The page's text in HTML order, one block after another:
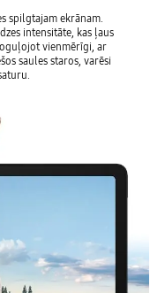
spilgtajam ekrānam.
intensitāte, kas ļaus
vienmērīgi, ar
saules staros, varēsi